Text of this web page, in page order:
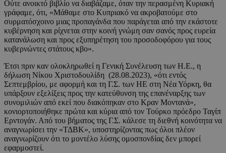
Ούτε ανοικτό βιβλίο να διαβάζαμε, όταν την περασμένη Κυριακή
γράφαμε, ότι, «Μάθαμε στο Κυπριακό να ακροβατούμε στο
συρματόσχοινο μιας προπαγάνδα που παράγεται από την εκάστοτε
κυβέρνηση και ρίχνεται στην κοινή γνώμη σαν σανός προς ευρεία
κατανάλωση και προς εξυπηρέτηση του προσοδοφόρου για τους
κυβερνώντες στάτους κβο».
Έτσι πριν καν ολοκληρωθεί η Γενική Συνέλευση των Η.Ε., η
δήλωση Νίκου Χριστοδουλίδη (28.08.2023), «ότι εντός
Σεπτεμβρίου, με αφορμή και τη Γ.Σ. των ΗΕ στη Νέα Υόρκη, θα
υπάρξουν εξελίξεις προς την κατεύθυνση της επανέναρξης των
συνομιλιών από εκεί που διακόπηκαν στο Κραν Μοντανά»,
κονιορτοποιήθηκε πρώτα και κύρια από τον Τούρκο πρόεδρο Ταγίπ
Ερντογάν. Από του βήματος της Γ.Σ. κάλεσε τη διεθνή κοινότητα να
αναγνωρίσει την «ΤΔΒΚ», υποστηρίζοντας πως όλοι πλέον
αναγνωρίζουν ότι το μοντέλο λύσης ομοσπονδίας δεν μπορεί
εφαρμοστεί.